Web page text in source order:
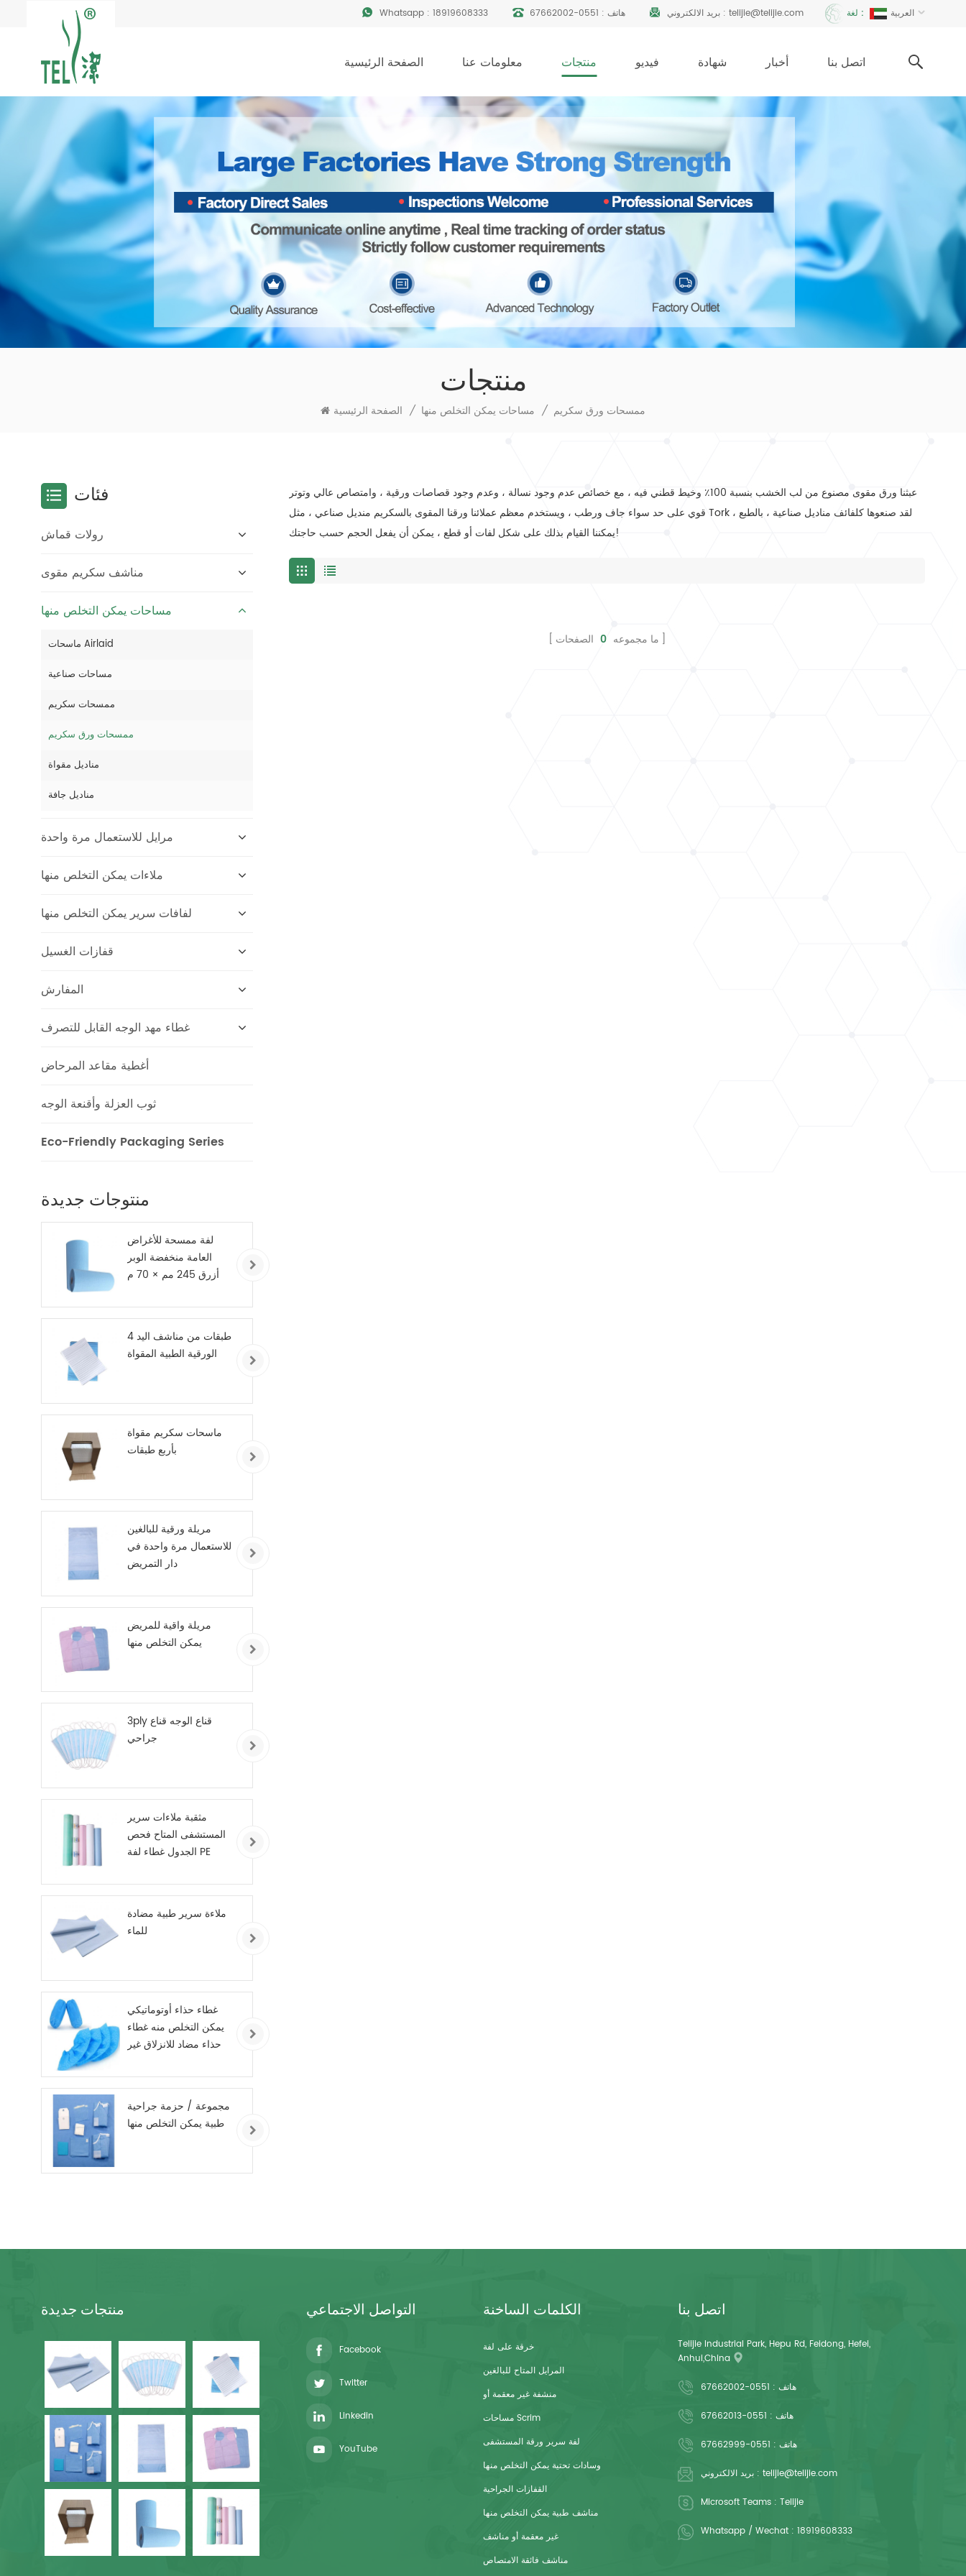
لغة : العربية Whatsapp : 18919608333 هاتف : 0551-67662002 بريد الالكتروني : telijie@telijie.com
الصفحة الرئيسية معلومات عنا منتجات فيديو شهادة أخبار اتصل بنا
منتجات
الصفحة الرئيسية / مساحات يمكن التخلص منها / ممسحات ورق سكريم
عبثنا ورق مقوى
مصنوع من لب الخشب بنسبة 100٪ وخيط قطني فيه ، مع خصائص عدم وجود نسالة ، وعدم وجود قصاصات ورقية ، وامتصاص عالي وتوتر
قوي على حد سواء جاف ورطب ، ويستخدم معظم عملائنا ورقنا المقوى بالسكريم منديل صناعي ، مثل Tork ، لقد صنعوها كلفائف مناديل صناعية ، بالطبع
يمكننا القيام بذلك على شكل لفات أو قطع ، يمكن أن يفعل الحجم حسب حاجتك!
ما مجموعه 0 الصفحات
فئات
رولات قماش
مناشف سكريم مقوى
مساحات يمكن التخلص منها
ماسحات Airlaid
مساحات صناعية
ممسحات سكريم
ممسحات ورق سكريم
مناديل مقواة
مناديل جافة
مرايل للاستعمال مرة واحدة
ملاءات يمكن التخلص منها
لفافات سرير يمكن التخلص منها
قفازات الغسيل
المفارش
غطاء مهد الوجه القابل للتصرف
أغطية مقاعد المرحاض
ثوب العزلة وأقنعة الوجه
Eco-Friendly Packaging Series
منتوجات جديدة
لفة ممسحة للأغراض
العامة منخفضة الوبر
أزرق 245 مم × 70 م
4 طبقات من مناشف اليد
الورقية الطبية المقواة
ماسحات سكريم مقواة
بأربع طبقات
مريلة ورقية للبالغين
للاستعمال مرة واحدة في
دار التمريض
مريلة واقية للمريض
يمكن التخلص منها
3ply قناع الوجه قناع
جراحي
مثقبة ملاءات سرير
المستشفى المتاح فحص
الجدول غطاء لفة PE
ملاءة سرير طبية مضادة
للماء
غطاء حذاء أوتوماتيكي
يمكن التخلص منه غطاء
حذاء مضاد للانزلاق غير
مجموعة / حزمة جراحية
طبية يمكن التخلص منها
اتصل بنا
Telijie Industrial Park, Hepu Rd, Feidong, Hefei,
Anhui,China
هاتف : 0551-67662002
هاتف : 0551-67662013
هاتف : 0551-67662999
بريد الالكتروني : telijie@telijie.com
Microsoft Teams : Telijie
Whatsapp / Wechat : 18919608333
منتجات جديدة التواصل الاجتماعي
Facebook
Twitter
Linkedin
YouTube
الكلمات الساخنة
خرقة على لفة
المرايل المتاح للبالغين
منشفة غير معقمة أو
مساحات Scrim
لفة سرير ورقة المستشفى
وسادات تحتية يمكن التخلص منها
القفازات الجراحية
مناشف طبية يمكن التخلص منها
غير معقمة أو مناشف
مناشف فائقة الامتصاص